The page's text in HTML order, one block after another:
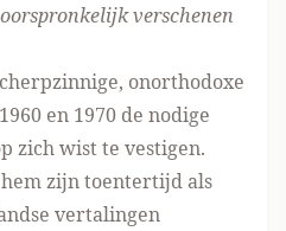
verschenen
onorthodoxe
en 1970 de nodige
zich wist te vestigen.
zijn toentertijd als
vertalingen